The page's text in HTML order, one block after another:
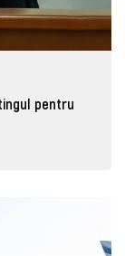
pentru